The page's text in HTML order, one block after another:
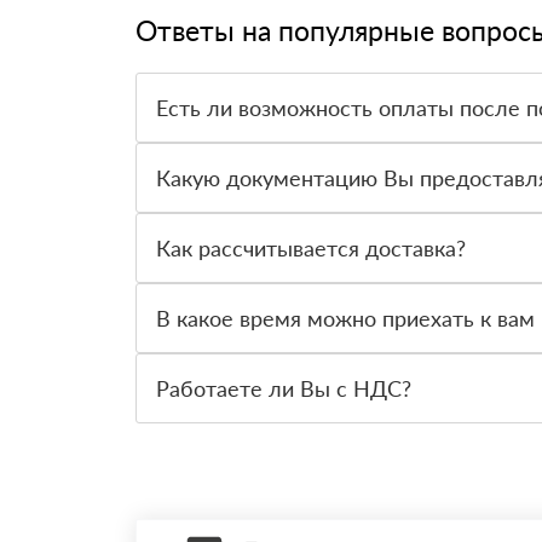
Ответы на популярные
Есть ли возможность оплаты после
вправе от него отказаться.
Какую документацию Вы
Как рассчитывается доставка?
стоимости и сроков доставки, которые
В какое время можно приехать к вам
Работаете ли Вы с НДС?